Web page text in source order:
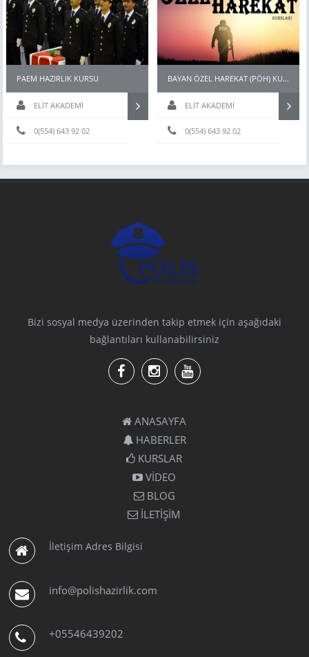
PAEM HAZIRLIK KURSU
ELİT AKADEMİ
0(554) 643 92 02
BAYAN ÖZEL HAREKAT (PÖH) KURSLARI
ELİT AKADEMİ
0(554) 643 92 02
Bizi sosyal medya üzerinden takip etmek için aşağıdaki
bağlantıları kullanabilirsiniz
ANASAYFA
HABERLER
KURSLAR
VİDEO
BLOG
İLETİŞİM
İletişim Adres Bilgisi
info@polishazirlik.com
+05546439202